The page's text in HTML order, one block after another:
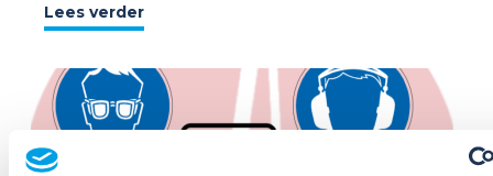
Lees verder